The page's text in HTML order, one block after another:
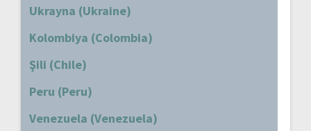
Ukrayna (Ukraine)
Kolombiya (Colombia)
Şili (Chile)
Peru (Peru)
Venezuela (Venezuela)